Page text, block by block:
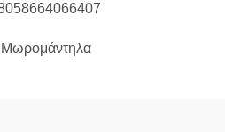
Μωρομάντηλα